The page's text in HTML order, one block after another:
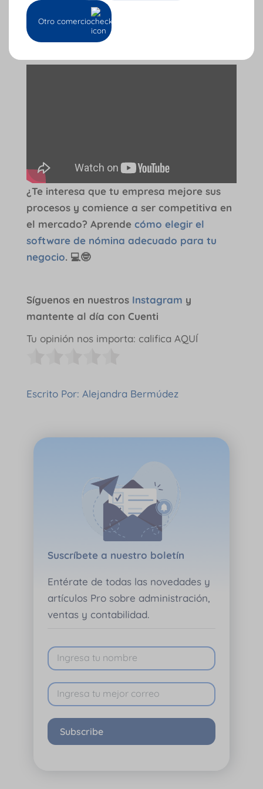
Cuenta con Cuenti para habilitar la nómina
electrónica de tu empresa. Aprende como
hacerlo en nuestra app aquí:
¿Te interesa que tu empresa mejore sus
procesos y comience a ser competitiva en
el mercado? Aprende cómo elegir el
software de nómina adecuado para tu
negocio. 💻🤓
Síguenos en nuestrosInstagram y
mantente al día con Cuenti
Tu opinión nos importa: califica AQUÍ
Escrito Por: Alejandra Bermúdez
Suscríbete a nuestro boletín
Entérate de todas las novedades y
artículos Pro sobre administración,
ventas y contabilidad.
Subscribe
Otro comercio